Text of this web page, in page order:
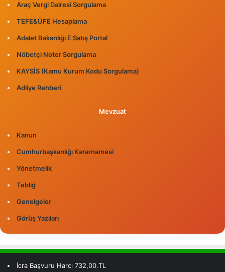
Araç Vergi Dairesi Sorgulama
TEFE&ÜFE Hesaplama
Adalet Bakanlığı E Satış Portal
Nöbetçi Noter Sorgulama
KAYSİS (Kamu Kurum Kodu Sorgulama)
Adliye Rehberi
Mevzuat
Kanun
Cumhurbaşkanlığı Kararnamesi
Yönetmelik
Tebliğ
Genelgeler
Görüş Yazıları
İcra Başvuru Harcı 732,00.TL